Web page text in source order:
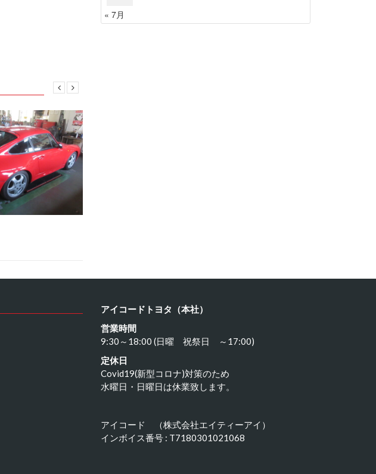
« 7月
アイコードトヨタ（本社）
営業時間
9:30～18:00 (日曜 祝祭日 ～17:00)
定休日
Covid19(新型コロナ)対策のため
水曜日・日曜日は休業致します。
アイコード （株式会社エイティーアイ）
インボイス番号 : T7180301021068